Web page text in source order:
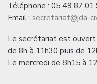
Téléphone : 05 49 87 01
Email : secretariat@jda-
Le secrétariat est
de 8h à 11h30 puis de
Le mercredi de 8h15 à